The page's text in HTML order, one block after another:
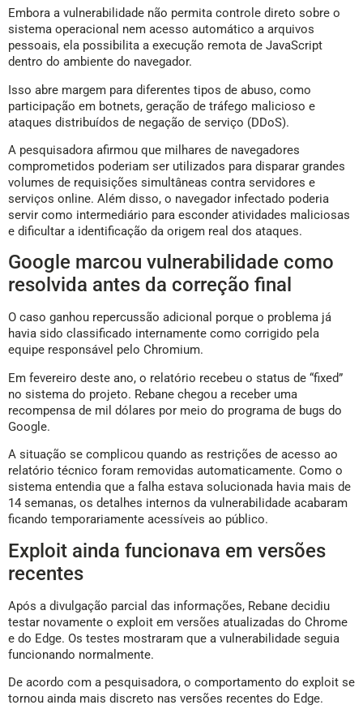
Embora a vulnerabilidade não permita controle direto sobre o
sistema operacional nem acesso automático a arquivos
pessoais, ela possibilita a execução remota de JavaScript
dentro do ambiente do navegador.
Isso abre margem para diferentes tipos de abuso, como
participação em botnets, geração de tráfego malicioso e
ataques distribuídos de negação de serviço (DDoS).
A pesquisadora afirmou que milhares de navegadores
comprometidos poderiam ser utilizados para disparar grandes
volumes de requisições simultâneas contra servidores e
serviços online. Além disso, o navegador infectado poderia
servir como intermediário para esconder atividades maliciosas
e dificultar a identificação da origem real dos ataques.
Google marcou vulnerabilidade como
resolvida antes da correção final
O caso ganhou repercussão adicional porque o problema já
havia sido classificado internamente como corrigido pela
equipe responsável pelo Chromium.
Em fevereiro deste ano, o relatório recebeu o status de “fixed”
no sistema do projeto. Rebane chegou a receber uma
recompensa de mil dólares por meio do programa de bugs do
Google.
A situação se complicou quando as restrições de acesso ao
relatório técnico foram removidas automaticamente. Como o
sistema entendia que a falha estava solucionada havia mais de
14 semanas, os detalhes internos da vulnerabilidade acabaram
ficando temporariamente acessíveis ao público.
Exploit ainda funcionava em versões
recentes
Após a divulgação parcial das informações, Rebane decidiu
testar novamente o exploit em versões atualizadas do Chrome
e do Edge. Os testes mostraram que a vulnerabilidade seguia
funcionando normalmente.
De acordo com a pesquisadora, o comportamento do exploit se
tornou ainda mais discreto nas versões recentes do Edge.